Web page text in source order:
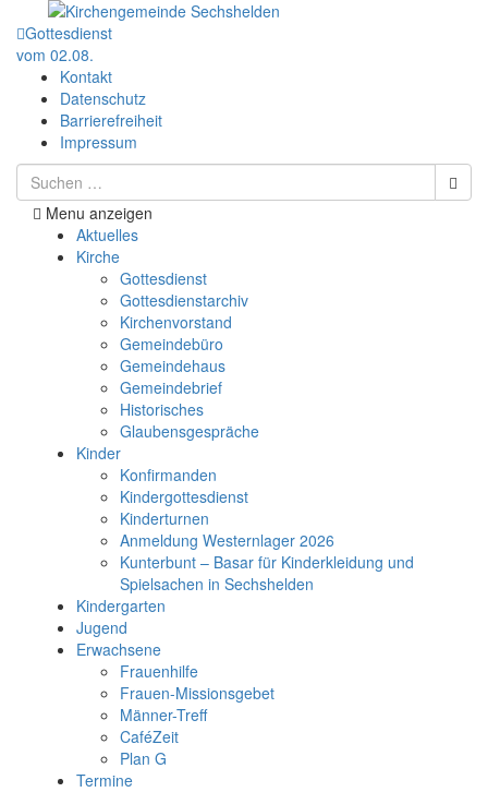
Gottesdienst
vom 02.08.
Kontakt
Datenschutz
Barrierefreiheit
Impressum
Menu anzeigen
Aktuelles
Kirche
Gottesdienst
Gottesdienstarchiv
Kirchenvorstand
Gemeindebüro
Gemeindehaus
Gemeindebrief
Historisches
Glaubensgespräche
Kinder
Konfirmanden
Kindergottesdienst
Kinderturnen
Anmeldung Westernlager 2026
Kunterbunt – Basar für Kinderkleidung und
Spielsachen in Sechshelden
Kindergarten
Jugend
Erwachsene
Frauenhilfe
Frauen-Missionsgebet
Männer-Treff
CaféZeit
Plan G
Termine